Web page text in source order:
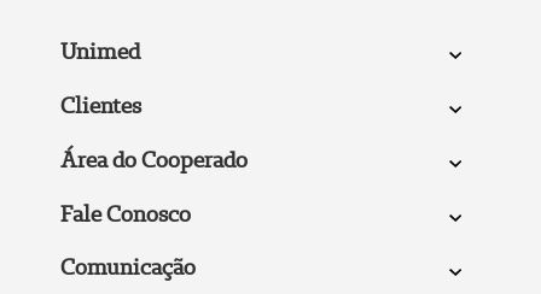
Unimed
Clientes
Área do Cooperado
Fale Conosco
Comunicação